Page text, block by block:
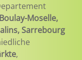
Moselle,
Sarrebourg
,